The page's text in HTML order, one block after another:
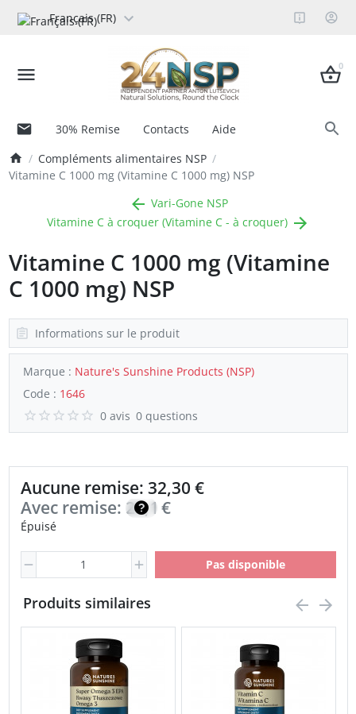
Français (FR)
0
30% Remise Contacts
Aide
Compléments alimentaires NSP
Vitamine C 1000 mg (Vitamine C 1000 mg) NSP
Vari-Gone NSP
Vitamine C à croquer (Vitamine C - à croquer)
Vitamine C 1000 mg (Vitamine
C 1000 mg) NSP
Informations sur le produit
Marque : Nature's Sunshine Products (NSP)
Code : 1646
0 avis 0 questions
Aucune remise: 32,30 €
Avec remise: 23,10
€
Épuisé
Pas disponible
Produits similaires